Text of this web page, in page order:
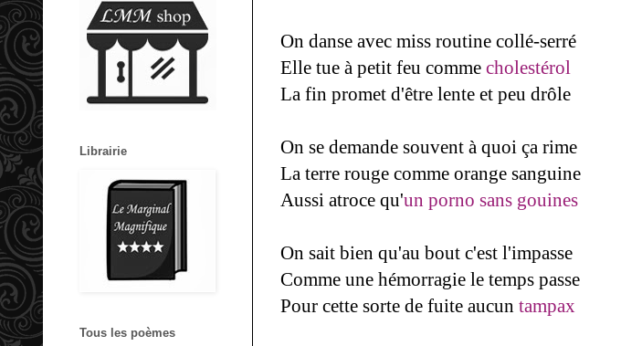
On danse avec miss routine collé-serré
Elle tue à petit feu comme cholestérol
La fin promet d'être lente et peu drôle
On se demande souvent à quoi ça rime
La terre rouge comme orange sanguine
Aussi atroce qu'un porno sans gouines
On sait bien qu'au bout c'est l'impasse
Comme une hémorragie le temps passe
Pour cette sorte de fuite aucun tampax
Librairie
Tous les poèmes